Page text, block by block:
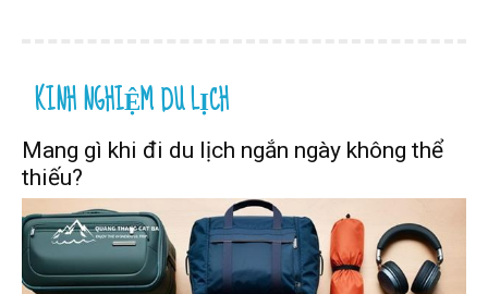
KINH NGHIỆM DU LỊCH
Mang gì khi đi du lịch ngắn ngày không thể
thiếu?